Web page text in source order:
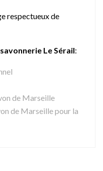
respectueux de
Le Sérail:
de Marseille
de Marseille pour la